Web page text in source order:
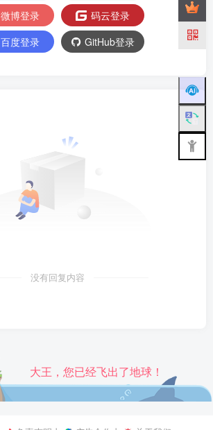
微博登录
码云登录
百度登录
GitHub登录
没有回复内容
大王，您已经飞出了地球！